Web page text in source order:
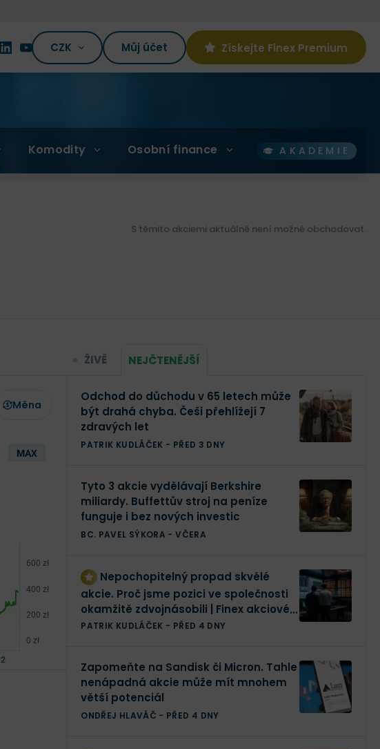
CZK Můj účet Získejte Finex Premium
Komodity Osobní finance AKADEMIE
S těmito akciemi aktuálně není možné obchodovat.
Měna
MAX
ŽIVĚ NEJČTENĚJŠÍ
Odchod do důchodu v 65 letech může
být drahá chyba. Češi přehlížejí 7
zdravých let
PATRIK KUDLÁČEK - PŘED 3 DNY
Tyto 3 akcie vydělávají Berkshire
miliardy. Buffettův stroj na peníze
funguje i bez nových investic
BC. PAVEL SÝKORA -VČERA
Nepochopitelný propad skvělé
akcie. Proč jsme pozici ve společnosti
okamžitě zdvojnásobili | Finex akciové
portfolio
PATRIK KUDLÁČEK - PŘED 4 DNY
Zapomeňte na Sandisk či Micron. Tahle
nenápadná akcie může mít mnohem
větší potenciál
ONDŘEJ HLAVÁČ - PŘED 4 DNY